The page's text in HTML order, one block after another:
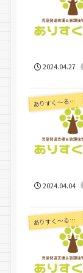
2024.04.27
ありすく～るジュニア
2024.04.04
ありすく～るジュニア